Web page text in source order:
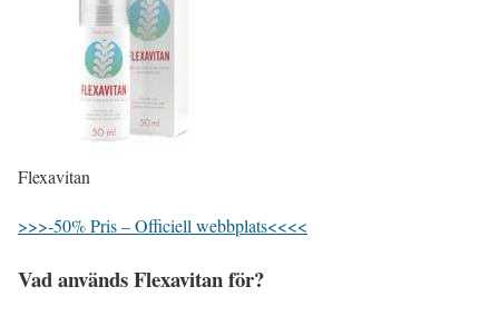
Flexavitan
>>>-50% Pris – Officiell webbplats<<<<
Vad används Flexavitan för?